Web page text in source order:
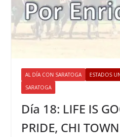
AL DÍA CON SARATOGA ESTADOS
SARATOGA
Día 18: LIFE IS
PRIDE, CHI